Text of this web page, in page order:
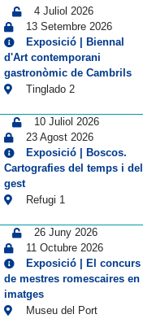
4 Juliol 2026
13 Setembre 2026
Exposició | Biennal
d'Art contemporani
gastronòmic de Cambrils
Tinglado 2
10 Juliol 2026
23 Agost 2026
Exposició | Boscos.
Cartografies del temps i del
gest
Refugi 1
26 Juny 2026
11 Octubre 2026
Exposició | El concurs
de mestres romescaires en
imatges
Museu del Port